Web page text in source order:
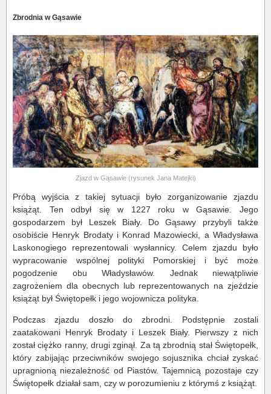
Zbrodnia w Gąsawie
Zjazd w Gąsawie (rysunek Jana Matejki)
Próbą wyjścia z takiej sytuacji było zorganizowanie zjazdu
książąt. Ten odbył się w 1227 roku w Gąsawie. Jego
gospodarzem był Leszek Biały. Do Gąsawy przybyli także
osobiście Henryk Brodaty i Konrad Mazowiecki, a Władysława
Laskonogiego reprezentowali wysłannicy. Celem zjazdu było
wypracowanie wspólnej polityki Pomorskiej i być może
pogodzenie obu Władysławów. Jednak niewątpliwie
zagrożeniem dla obecnych lub reprezentowanych na zjeździe
książąt był Świętopełk i jego wojownicza polityka.
Podczas zjazdu doszło do zbrodni. Podstępnie zostali
zaatakowani Henryk Brodaty i Leszek Biały. Pierwszy z nich
został ciężko ranny, drugi zginął. Za tą zbrodnią stał Świętopełk,
który zabijając przeciwników swojego sojusznika chciał zyskać
upragnioną niezależność od Piastów. Tajemnicą pozostaje czy
Świętopełk działał sam, czy w porozumieniu z którymś z książąt.